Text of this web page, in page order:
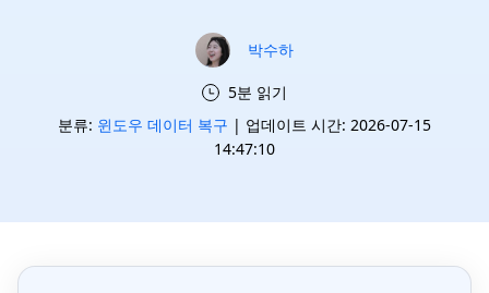
박수하
5분 읽기
분류: 윈도우 데이터 복구 | 업데이트 시간: 2026-07-15
14:47:10